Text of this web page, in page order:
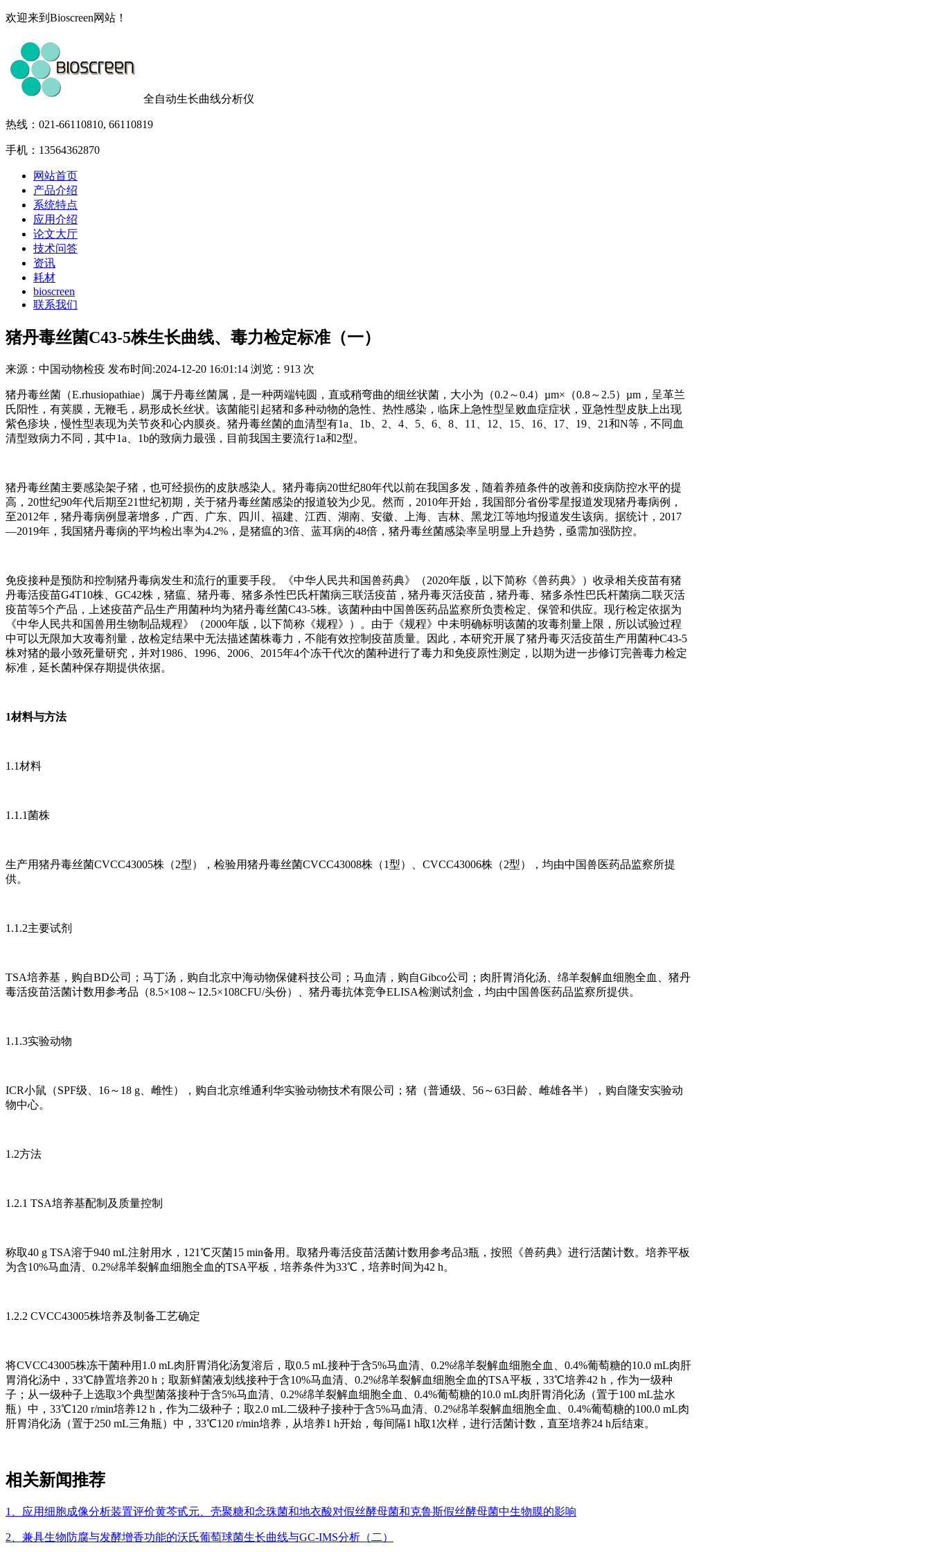
欢迎来到Bioscreen网站！
全自动生长曲线分析仪
热线：021-66110810, 66110819
手机：13564362870
网站首页
产品介绍
系统特点
应用介绍
论文大厅
技术问答
资讯
耗材
bioscreen
联系我们
猪丹毒丝菌C43-5株生长曲线、毒力检定标准（一）
来源： 中国动物检疫 发布时间:2024-12-20 16:01:14 浏览： 913 次
猪丹毒丝菌（E.rhusiopathiae）属于丹毒丝菌属，是一种两端钝圆，直或稍弯曲的细丝状菌，大小为（0.2～0.4）µm×（0.8～2.5）µm，呈革兰
氏阳性，有荚膜，无鞭毛，易形成长丝状。该菌能引起猪和多种动物的急性、热性感染，临床上急性型呈败血症症状，亚急性型皮肤上出现
紫色疹块，慢性型表现为关节炎和心内膜炎。猪丹毒丝菌的血清型有1a、1b、2、4、5、6、8、11、12、15、16、17、19、21和N等，不同血
清型致病力不同，其中1a、1b的致病力最强，目前我国主要流行1a和2型。
猪丹毒丝菌主要感染架子猪，也可经损伤的皮肤感染人。猪丹毒病20世纪80年代以前在我国多发，随着养殖条件的改善和疫病防控水平的提
高，20世纪90年代后期至21世纪初期，关于猪丹毒丝菌感染的报道较为少见。然而，2010年开始，我国部分省份零星报道发现猪丹毒病例，
至2012年，猪丹毒病例显著增多，广西、广东、四川、福建、江西、湖南、安徽、上海、吉林、黑龙江等地均报道发生该病。据统计，2017
—2019年，我国猪丹毒病的平均检出率为4.2%，是猪瘟的3倍、蓝耳病的48倍，猪丹毒丝菌感染率呈明显上升趋势，亟需加强防控。
免疫接种是预防和控制猪丹毒病发生和流行的重要手段。《中华人民共和国兽药典》（2020年版，以下简称《兽药典》）收录相关疫苗有猪
丹毒活疫苗G4T10株、GC42株，猪瘟、猪丹毒、猪多杀性巴氏杆菌病三联活疫苗，猪丹毒灭活疫苗，猪丹毒、猪多杀性巴氏杆菌病二联灭活
疫苗等5个产品，上述疫苗产品生产用菌种均为猪丹毒丝菌C43-5株。该菌种由中国兽医药品监察所负责检定、保管和供应。现行检定依据为
《中华人民共和国兽用生物制品规程》（2000年版，以下简称《规程》）。由于《规程》中未明确标明该菌的攻毒剂量上限，所以试验过程
中可以无限加大攻毒剂量，故检定结果中无法描述菌株毒力，不能有效控制疫苗质量。因此，本研究开展了猪丹毒灭活疫苗生产用菌种C43-5
株对猪的最小致死量研究，并对1986、1996、2006、2015年4个冻干代次的菌种进行了毒力和免疫原性测定，以期为进一步修订完善毒力检定
标准，延长菌种保存期提供依据。
1材料与方法
1.1材料
1.1.1菌株
生产用猪丹毒丝菌CVCC43005株（2型），检验用猪丹毒丝菌CVCC43008株（1型）、CVCC43006株（2型），均由中国兽医药品监察所提
供。
1.1.2主要试剂
TSA培养基，购自BD公司；马丁汤，购自北京中海动物保健科技公司；马血清，购自Gibco公司；肉肝胃消化汤、绵羊裂解血细胞全血、猪丹
毒活疫苗活菌计数用参考品（8.5×108～12.5×108CFU/头份）、猪丹毒抗体竞争ELISA检测试剂盒，均由中国兽医药品监察所提供。
1.1.3实验动物
ICR小鼠（SPF级、16～18 g、雌性），购自北京维通利华实验动物技术有限公司；猪（普通级、56～63日龄、雌雄各半），购自隆安实验动
物中心。
1.2方法
1.2.1 TSA培养基配制及质量控制
称取40 g TSA溶于940 mL注射用水，121℃灭菌15 min备用。取猪丹毒活疫苗活菌计数用参考品3瓶，按照《兽药典》进行活菌计数。培养平板
为含10%马血清、0.2%绵羊裂解血细胞全血的TSA平板，培养条件为33℃，培养时间为42 h。
1.2.2 CVCC43005株培养及制备工艺确定
将CVCC43005株冻干菌种用1.0 mL肉肝胃消化汤复溶后，取0.5 mL接种于含5%马血清、0.2%绵羊裂解血细胞全血、0.4%葡萄糖的10.0 mL肉肝
胃消化汤中，33℃静置培养20 h；取新鲜菌液划线接种于含10%马血清、0.2%绵羊裂解血细胞全血的TSA平板，33℃培养42 h，作为一级种
子；从一级种子上选取3个典型菌落接种于含5%马血清、0.2%绵羊裂解血细胞全血、0.4%葡萄糖的10.0 mL肉肝胃消化汤（置于100 mL盐水
瓶）中，33℃120 r/min培养12 h，作为二级种子；取2.0 mL二级种子接种于含5%马血清、0.2%绵羊裂解血细胞全血、0.4%葡萄糖的100.0 mL肉
肝胃消化汤（置于250 mL三角瓶）中，33℃120 r/min培养，从培养1 h开始，每间隔1 h取1次样，进行活菌计数，直至培养24 h后结束。
相关新闻推荐
1、应用细胞成像分析装置评价黄芩甙元、壳聚糖和念珠菌和地衣酸对假丝酵母菌和克鲁斯假丝酵母菌中生物膜的影响
2、兼具生物防腐与发酵增香功能的沃氏葡萄球菌生长曲线与GC-IMS分析（二）